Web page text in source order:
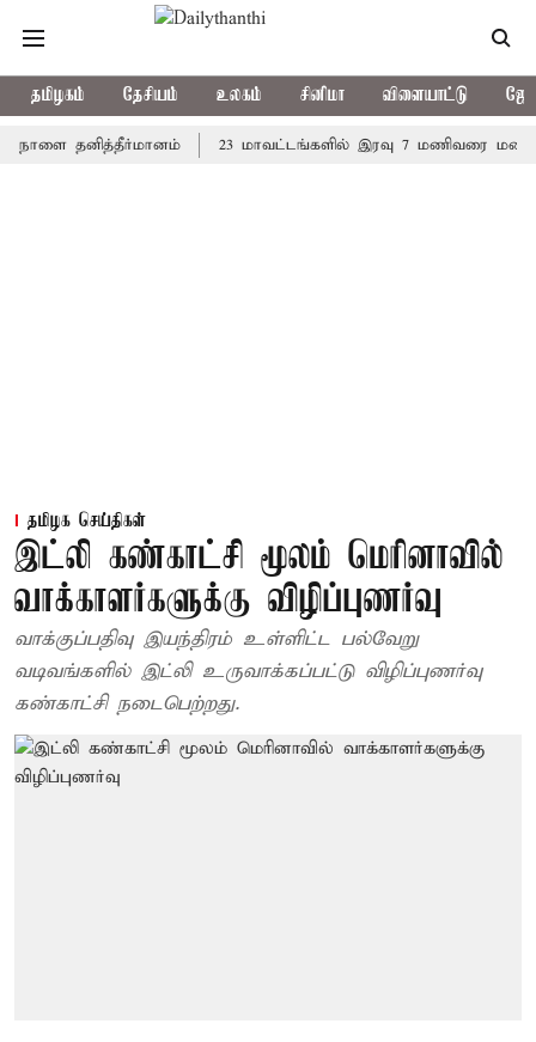
தமிழகம் தேசியம் உலகம் சினிமா விளையாட்டு
தனித்தீர்மானம் 23 மாவட்டங்களில் இரவு 7 மணிவரை மழை
தமிழக செய்திகள்
இட்லி கண்காட்சி மூலம் மெரினாவில்
வாக்காளர்களுக்கு விழிப்புணர்வு
வாக்குப்பதிவு இயந்திரம் உள்ளிட்ட பல்வேறு
வடிவங்களில் இட்லி உருவாக்கப்பட்டு விழிப்புணர்வு
கண்காட்சி நடைபெற்றது.